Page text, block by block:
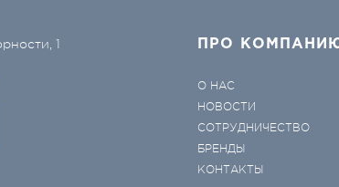
1 ПРО
О НАС
НОВОСТИ
СОТРУДНИЧЕСТВО
БРЕНДЫ
КОНТАКТЫ